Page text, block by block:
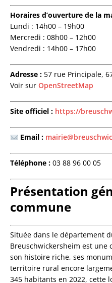
Horaires d’ouverture de la
Lundi : 14h00 – 19h00
Mercredi : 08h00 – 12h00
Vendredi : 14h00 – 17h00
Adresse : 57 rue Principale,
Voir sur OpenStreetMap
Site officiel : https://
Email :
Téléphone : 03 88 96 00 05
Présentation
commune
Située dans le département
Breuschwickersheim est
son histoire riche, ses
territoire rural encore
345 habitants en 2022, cette